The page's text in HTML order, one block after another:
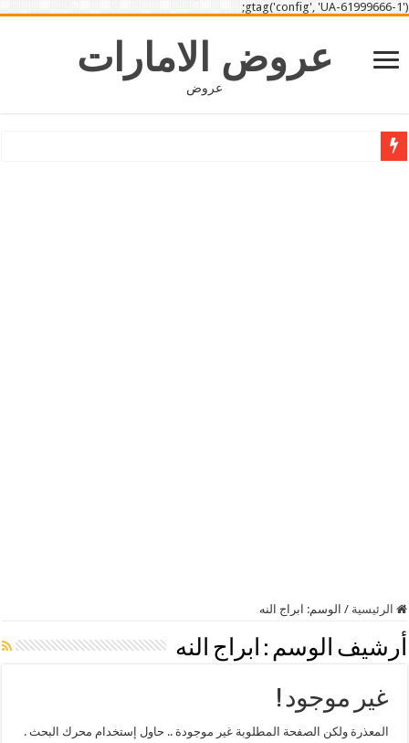
gtag('config', 'UA-61999666-1');
عروض الامارات
عروض
الرئيسية / الوسم: ابراج النه
أرشيف الوسم : ابراج النه
غير موجود !
المعذرة ولكن الصفحة المطلوبة غير موجودة .. حاول إستخدام محرك البحث .